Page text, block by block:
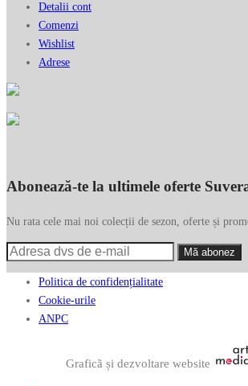
Detalii cont
Comenzi
Wishlist
Adrese
Abonează-te la ultimele oferte
Nu rata cele mai noi colecții de sezon, oferte și
Politica de confidențialitate
Cookie-urile
ANPC
Graficã și dezvoltare website